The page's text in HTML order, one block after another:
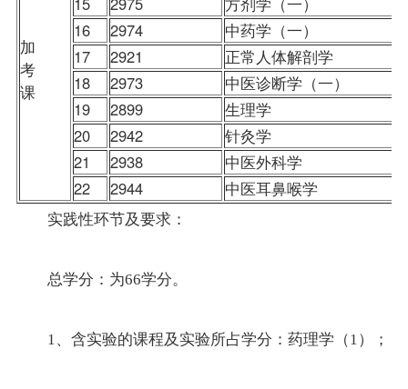
加
考
课
16
2974
中药学（一）
17
2921
正常人体解剖学
18
2973
中医诊断学（一）
19
2899
生理学
20
2942
针灸学
21
2938
中医外科学
22
2944 中医耳鼻喉学
实践性环节及要求：
总学分：为66学分。
1、含实验的课程及实验所占学分：药理学（1）；